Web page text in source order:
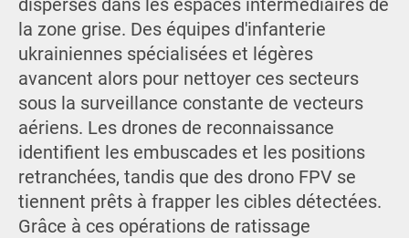
dispersés dans les espaces intermédiaires de
la zone grise. Des équipes d'infanterie
ukrainiennes spécialisées et légères
avancent alors pour nettoyer ces secteurs
sous la surveillance constante de vecteurs
aériens. Les drones de reconnaissance
identifient les embuscades et les positions
retranchées, tandis que des drono FPV se
tiennent prêts à frapper les cibles détectées.
Grâce à ces opérations de ratissage